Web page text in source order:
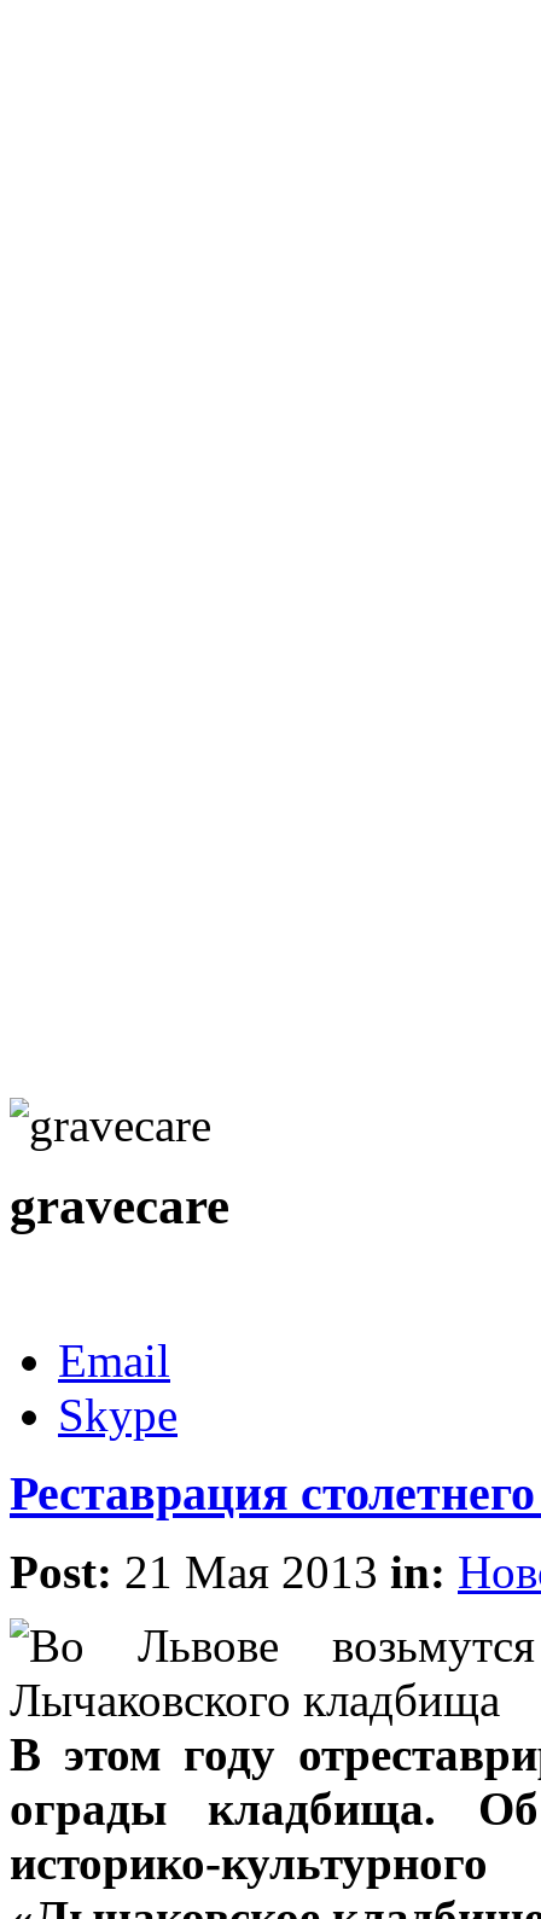
gravecare
Email
Skype
Реставрация
Post: 21 Мая 2013 in:
В этом году
ограды кладбища. Об
историко-